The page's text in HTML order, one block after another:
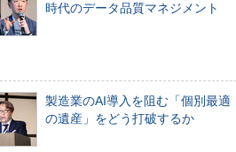
時代のデータ品質マネジメント
製造業のAI導入を阻む「個別最適
の遺産」をどう打破するか